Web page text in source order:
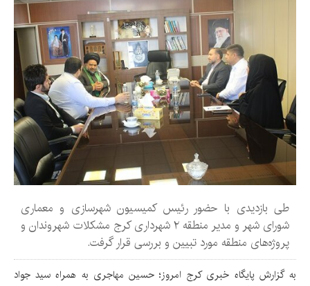
طی بازدیدی با حضور رئیس کمیسیون شهرسازی و معماری
شورای شهر و مدیر منطقه ۲ شهرداری کرج مشکلات شهروندان و
پروژه‌های منطقه مورد تبیین و بررسی قرار گرفت.
به گزارش پایگاه خبری کرج امروز؛ حسین مهاجری به همراه سید جواد